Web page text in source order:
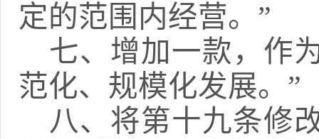
定的范围内经营。”
七、 增加一款，作
范化、规模化发展。 ”
八、 将第十九条修